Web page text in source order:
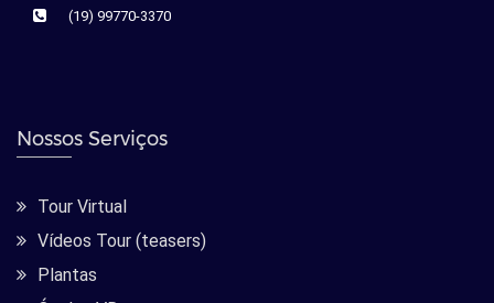
(19) 99770-3370
Nossos Serviços
Tour Virtual
Vídeos Tour (teasers)
Plantas